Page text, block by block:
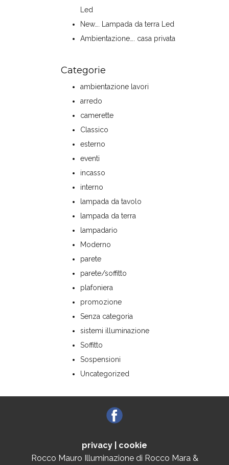
Led
New…. Lampada da terra Led
Ambientazione…. casa privata
Categorie
ambientazione lavori
arredo
camerette
Classico
esterno
eventi
incasso
interno
lampada da tavolo
lampada da terra
lampadario
Moderno
parete
parete/soffitto
plafoniera
promozione
Senza categoria
sistemi illuminazione
Soffitto
Sospensioni
Uncategorized
privacy
cookie
Rocco Mauro Illuminazione di Rocco Mara &